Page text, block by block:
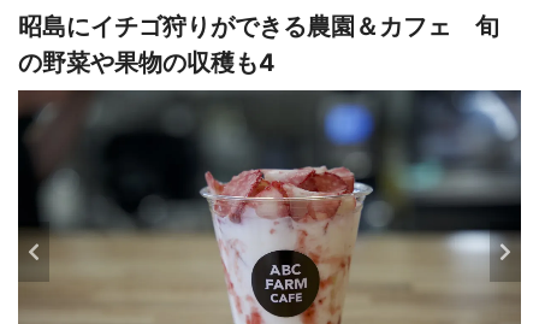
昭島にイチゴ狩りができる農園＆カフェ 旬
の野菜や果物の収穫も4